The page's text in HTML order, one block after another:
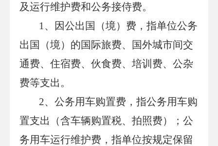
及运行维护费和公务接侍费。
1、因公出国（境）费，指单位公务
出国（境）的国际旅费、国外城市间交
通费、住宿费、伙食费、培训费、公杂
费等支出。
2、公务用车购置费，指公务用车购
置支出（含车辆购置税、拍照费）；公
务用车运行维护费，指单位按规定保留